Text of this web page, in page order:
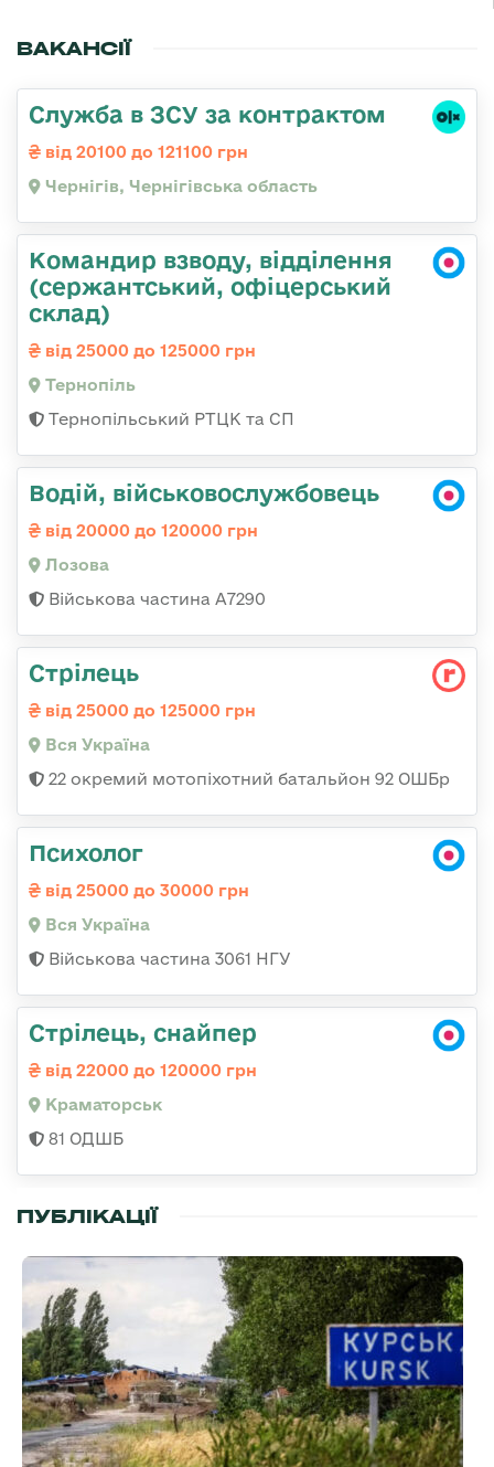
ВАКАНСІЇ
Служба в ЗСУ за контрактом
від 20100 до 121100 грн
Чернігів, Чернігівська область
Командир взводу, відділення
(сержантський, офіцерський
склад)
від 25000 до 125000 грн
Тернопіль
Тернопільський РТЦК та СП
Водій, військовослужбовець
від 20000 до 120000 грн
Лозова
Військова частина А7290
Стрілець
від 25000 до 125000 грн
Вся Україна
22 окремий мотопіхотний батальйон 92 ОШБр
Психолог
від 25000 до 30000 грн
Вся Україна
Військова частина 3061 НГУ
Стрілець, снайпер
від 22000 до 120000 грн
Краматорськ
81 ОДШБ
ПУБЛІКАЦІЇ